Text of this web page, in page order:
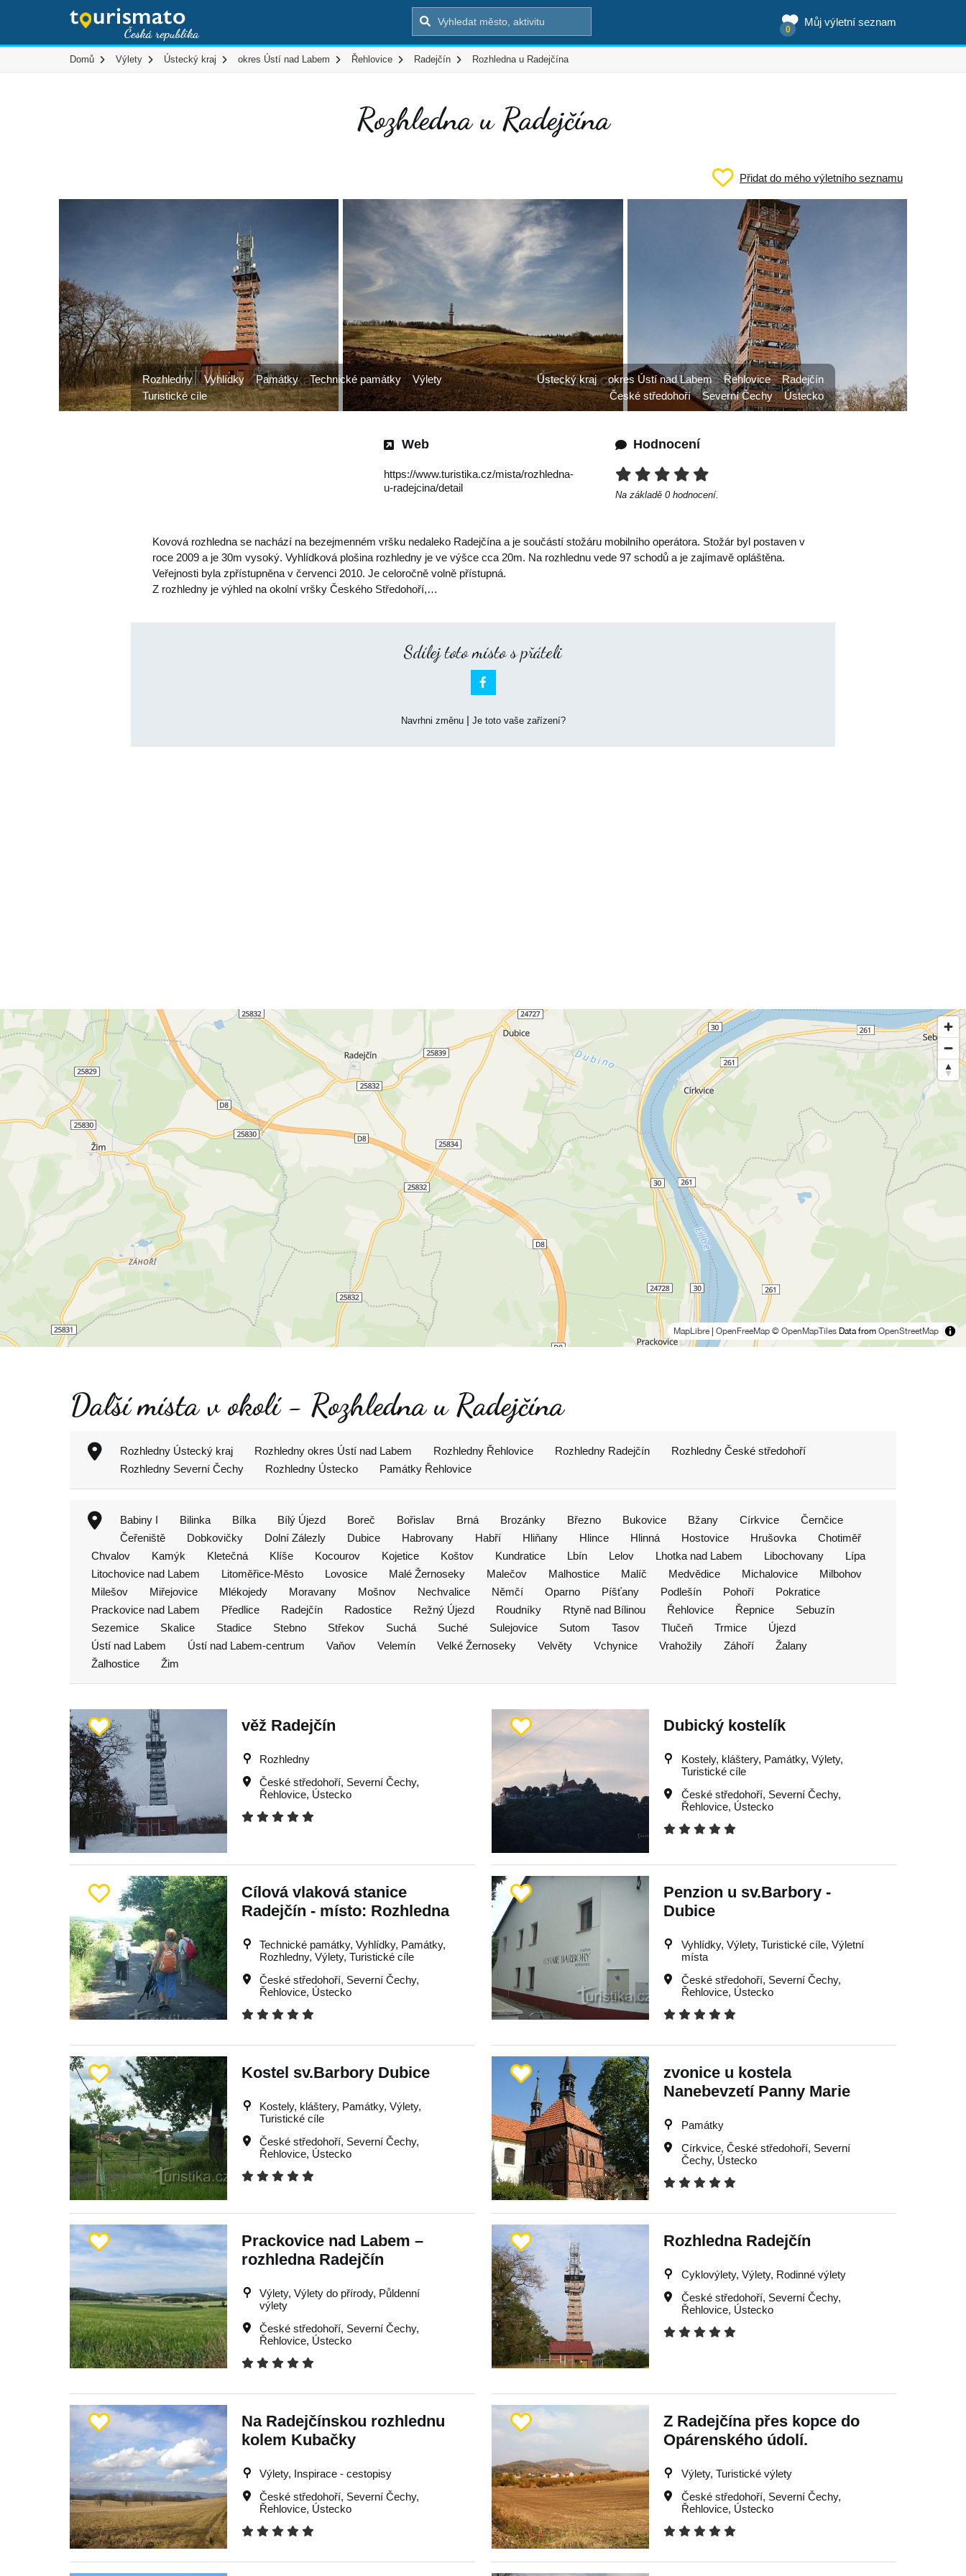
Můj výletní seznam
0
Domů Výlety Ústecký kraj okres Ústí nad Labem Řehlovice Radejčín Rozhledna u Radejčína
Rozhledna u Radejčína
Přidat do mého výletního seznamu
Web
https://www.turistika.cz/mista/rozhledna-
u-radejcina/detail
Hodnocení
Na základě 0 hodnocení.
Kovová rozhledna se nachází na bezejmenném vršku nedaleko Radejčína a je součástí stožáru mobilního operátora. Stožár byl postaven v
roce 2009 a je 30m vysoký. Vyhlídková plošina rozhledny je ve výšce cca 20m. Na rozhlednu vede 97 schodů a je zajímavě opláštěna.
Veřejnosti byla zpřístupněna v červenci 2010. Je celoročně volně přístupná.
Z rozhledny je výhled na okolní vršky Českého Středohoří,…
Rozhledny Vyhlídky Památky Technické památky
Výlety
Turistické cíle
Ústecký kraj okres Ústí nad Labem Řehlovice
Radejčín
České středohoří
Severní Čechy Ústecko
Sdílej toto místo s přáteli

Navrhni změnu| Je toto vaše zařízení?
MapLibre OpenFreeMap © OpenMapTiles Data from OpenStreetMap
Další místa v okolí - Rozhledna u Radejčína
Rozhledny Ústecký kraj Rozhledny okres Ústí nad Labem Rozhledny Řehlovice Rozhledny Radejčín
Rozhledny České středohoří
Rozhledny Severní Čechy
Rozhledny Ústecko Památky Řehlovice
Babiny I Bilinka Bílka Bílý Újezd Boreč Bořislav Brná Brozánky Březno Bukovice Bžany Církvice
Černčice
Čeřeniště
Dobkovičky Dolní Zálezly Dubice Habrovany Habří Hliňany Hlince Hlinná Hostovice Hrušovka
Chotiměř
Chvalov
Kamýk Kletečná Klíše Kocourov Kojetice Koštov Kundratice Lbín Lelov Lhotka nad Labem Libochovany
Lípa
Litochovice nad Labem
Litoměřice-Město Lovosice Malé Žernoseky Malečov Malhostice Malíč Medvědice Michalovice
Milbohov
Milešov
Miřejovice Mlékojedy Moravany Mošnov Nechvalice Němčí Oparno Píšťany Podlešín Pohoří
Pokratice
Prackovice nad Labem
Předlice Radejčín Radostice Režný Újezd Roudníky Rtyně nad Bílinou Řehlovice Řepnice
Sebuzín
Sezemice
Skalice Stadice Stebno Střekov Suchá Suché Sulejovice Sutom Tasov Tlučeň Trmice
Újezd
Ústí nad Labem
Ústí nad Labem-centrum Vaňov Velemín Velké Žernoseky Velvěty Vchynice Vrahožily Záhoří
Žalany
Žalhostice
Žim
věž Radejčín
Rozhledny
České středohoří, Severní Čechy,
Řehlovice, Ústecko
Dubický kostelík
Kostely, kláštery, Památky, Výlety,
Turistické cíle
České středohoří, Severní Čechy,
Řehlovice, Ústecko
Cílová vlaková stanice
Radejčín - místo: Rozhledna
Technické památky, Vyhlídky, Památky,
Rozhledny, Výlety, Turistické cíle
České středohoří, Severní Čechy,
Řehlovice, Ústecko
Penzion u sv.Barbory -
Dubice
Vyhlídky, Výlety, Turistické cíle, Výletní
místa
České středohoří, Severní Čechy,
Řehlovice, Ústecko
Kostel sv.Barbory Dubice
Kostely, kláštery, Památky, Výlety,
Turistické cíle
České středohoří, Severní Čechy,
Řehlovice, Ústecko
zvonice u kostela
Nanebevzetí Panny Marie
Památky
Církvice, České středohoří, Severní
Čechy, Ústecko
Prackovice nad Labem –
rozhledna Radejčín
Výlety, Výlety do přírody, Půldenní
výlety
České středohoří, Severní Čechy,
Řehlovice, Ústecko
Rozhledna Radejčín
Cyklovýlety, Výlety, Rodinné výlety
České středohoří, Severní Čechy,
Řehlovice, Ústecko
Na Radejčínskou rozhlednu
kolem Kubačky
Výlety, Inspirace - cestopisy
České středohoří, Severní Čechy,
Řehlovice, Ústecko
Z Radejčína přes kopce do
Opárenského údolí.
Výlety, Turistické výlety
České středohoří, Severní Čechy,
Řehlovice, Ústecko